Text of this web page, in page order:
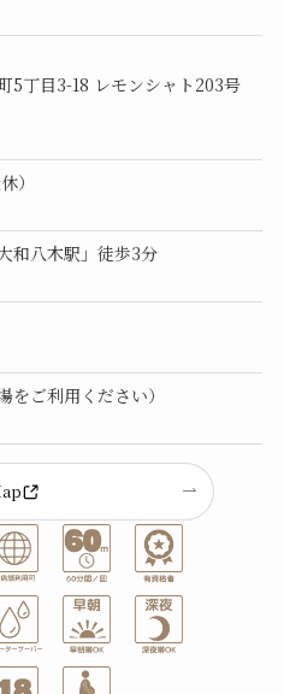
5丁目3-18 レモンシャト203号
）
和八木駅」徒歩3分
をご利用ください）